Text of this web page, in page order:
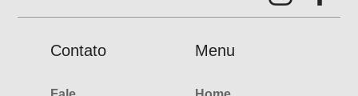
Contato Menu